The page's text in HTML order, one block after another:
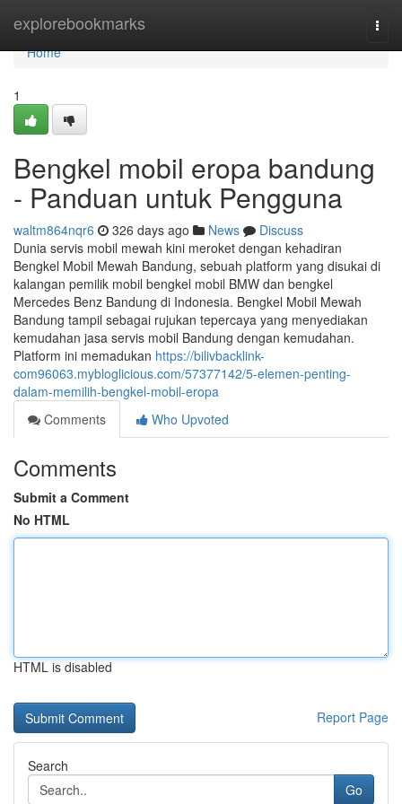
explorebookmarks
Home
Home
1
Bengkel mobil eropa bandung
- Panduan untuk Pengguna
waltm864nqr6 326 days ago News
Discuss
Dunia servis mobil mewah kini meroket dengan kehadiran
Bengkel Mobil Mewah Bandung, sebuah platform yang disukai di
kalangan pemilik mobil bengkel mobil BMW dan bengkel
Mercedes Benz Bandung di Indonesia. Bengkel Mobil Mewah
Bandung tampil sebagai rujukan tepercaya yang menyediakan
kemudahan jasa servis mobil Bandung dengan kemudahan.
Platform ini memadukan https://bilivbacklink-
com96063.mybloglicious.com/57377142/5-elemen-penting-
dalam-memilih-bengkel-mobil-eropa
Comments
Who Upvoted
Comments
Submit a Comment
No HTML
HTML is disabled
Report Page
Search
Go